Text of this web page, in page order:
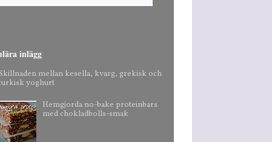
inlägg
Skillnaden mellan kesella, kvarg, grekisk och
yoghurt
Hemgjorda no-bake proteinbars
med chokladbolls-smak